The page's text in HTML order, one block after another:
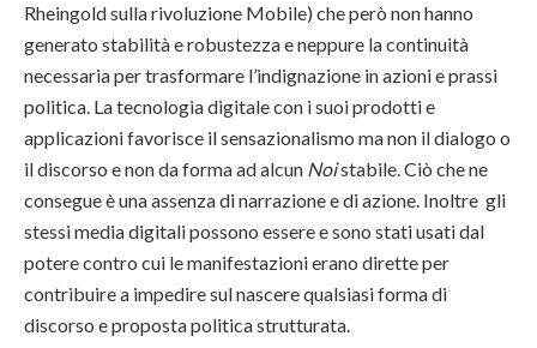
Rheingold sulla rivoluzione Mobile) che però non hanno
generato stabilità e robustezza e neppure la continuità
necessaria per trasformare l’indignazione in azioni e prassi
politica. La tecnologia digitale con i suoi prodotti e
applicazioni favorisce il sensazionalismo ma non il dialogo o
il discorso e non da forma ad alcun Noistabile. Ciò che ne
consegue è una assenza di narrazione e di azione. Inoltre gli
stessi media digitali possono essere e sono stati usati dal
potere contro cui le manifestazioni erano dirette per
contribuire a impedire sul nascere qualsiasi forma di
discorso e proposta politica strutturata.